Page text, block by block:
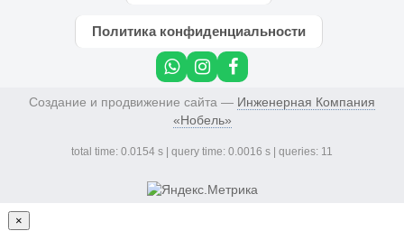
Политика конфиденциальности
Создание и продвижение сайта — Инженерная Компания
«Нобель»
total time: 0.0154 s | query time: 0.0016 s | queries: 11
×